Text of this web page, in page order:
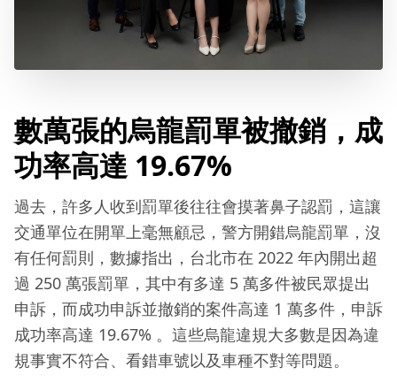
數萬張的烏龍罰單被撤銷，成
功率高達 19.67%
過去，許多人收到罰單後往往會摸著鼻子認罰，這讓
交通單位在開單上毫無顧忌，警方開錯烏龍罰單，沒
有任何罰則，數據指出，台北市在 2022 年內開出超
過 250 萬張罰單，其中有多達 5 萬多件被民眾提出
申訴，而成功申訴並撤銷的案件高達 1 萬多件，申訴
成功率高達 19.67% 。這些烏龍違規大多數是因為違
規事實不符合、看錯車號以及車種不對等問題。